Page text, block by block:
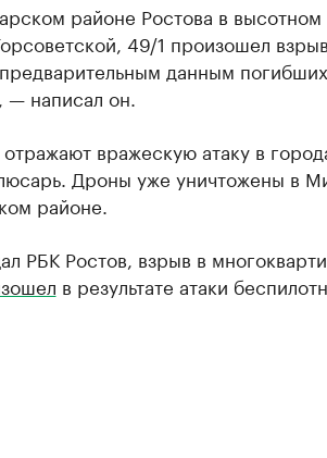
районе Ростова в
49/1 произошел
данным
— написал он.
вражескую атаку в
Дроны уже уничтожены в
районе.
РБК Ростов, взрыв в
в результате атаки